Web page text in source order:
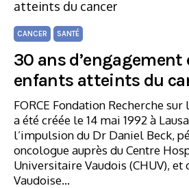
CANCER SANTÉ
30 ans d’engagement
enfants atteints du
FORCE Fondation Recherche sur
a été créée le 14 mai 1992 à
l’impulsion du Dr Daniel Beck,
oncologue auprès du Centre
Universitaire Vaudois (CHUV), et
Vaudoise…